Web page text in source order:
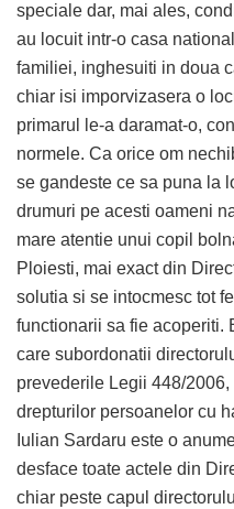
speciale dar, mai ales,
au locuit intr-o casa
familiei, inghesuiti in doua
chiar isi imporvizasera o
primarul le-a daramat-o,
normele. Ca orice om
se gandeste ce sa puna la
drumuri pe acesti oameni
mare atentie unui copil
Ploiesti, mai exact din
solutia si se intocmesc tot
functionarii sa fie acoperiti.
care subordonatii
prevederile Legii 448/
drepturilor persoanelor cu
Iulian Sardaru este o
desface toate actele din
chiar peste capul